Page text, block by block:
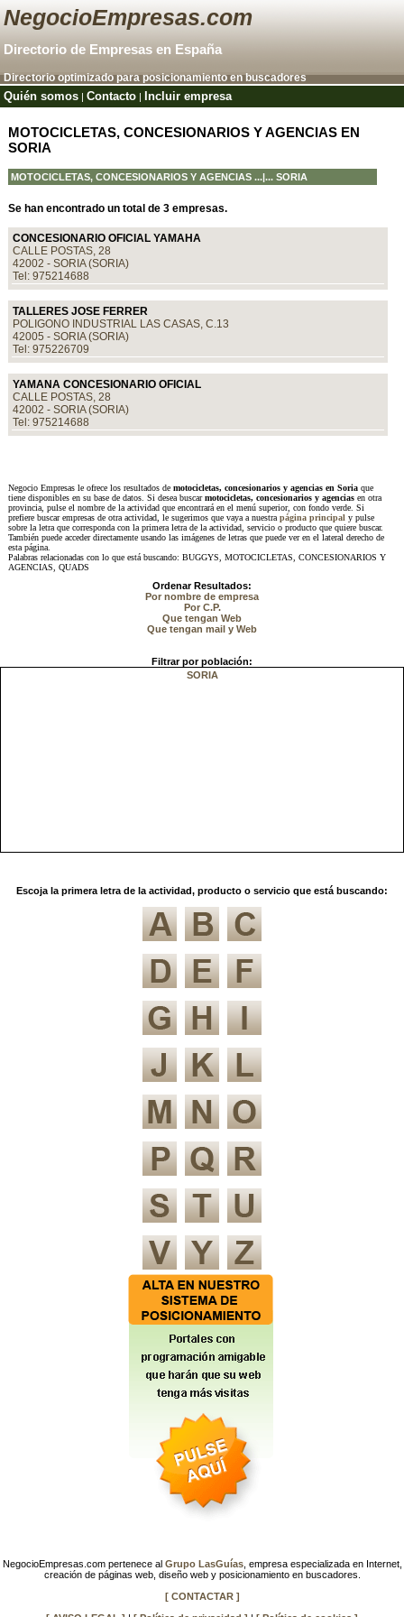
NegocioEmpresas.com
Directorio de Empresas en España
Directorio optimizado para posicionamiento en buscadores
Quién somos |Contacto Incluir empresa
MOTOCICLETAS, CONCESIONARIOS Y AGENCIAS EN
SORIA
MOTOCICLETAS, CONCESIONARIOS Y AGENCIAS...|... SORIA
Se han encontrado un total de 3 empresas.
CONCESIONARIO OFICIAL YAMAHA
CALLE POSTAS, 28
42002 - SORIA (SORIA)
Tel: 975214688
TALLERES JOSE FERRER
POLIGONO INDUSTRIAL LAS CASAS, C.13
42005 - SORIA (SORIA)
Tel: 975226709
YAMANA CONCESIONARIO OFICIAL
CALLE POSTAS, 28
42002 - SORIA (SORIA)
Tel: 975214688
Negocio Empresas le ofrece los resultados de motocicletas, concesionarios y agencias en Soriaque
tiene disponibles en su base de datos. Si desea buscarmotocicletas, concesionarios y agenciasen otra
provincia, pulse el nombre de la actividad que encontrará en el menú superior, con fondo verde. Si
prefiere buscar empresas de otra actividad, le sugerimos que vaya a nuestra página principal y pulse
sobre la letra que corresponda con la primera letra de la actividad, servicio o producto que quiere buscar.
También puede acceder directamente usando las imágenes de letras que puede ver en el lateral derecho de
esta página.
Palabras relacionadas con lo que está buscando: BUGGYS, MOTOCICLETAS, CONCESIONARIOS Y
AGENCIAS, QUADS
Ordenar Resultados:
Por nombre de empresa
Por C.P.
Que tengan Web
Que tengan mail y Web
Filtrar por población:
SORIA
Escoja la primera letra de la actividad, producto o servicio que está buscando:
NegocioEmpresas.com pertenece al Grupo LasGuías, empresa especializada en Internet,
creación de páginas web, diseño web y posicionamiento en buscadores.
[ CONTACTAR ]